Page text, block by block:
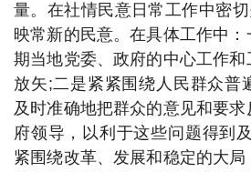
量。在社情民意日常工作中密切
映常新的民意。在具体工作中
期当地党委、政府的中心工作
放矢;二是紧紧围绕人民群众普
及时准确地把群众的意见和要
府领导，以利于这些问题得到
紧围绕改革、发展和稳定的大